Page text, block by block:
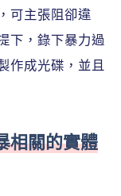
可主張阻卻違
下，錄下暴力過
作成光碟，並且
相關的實體